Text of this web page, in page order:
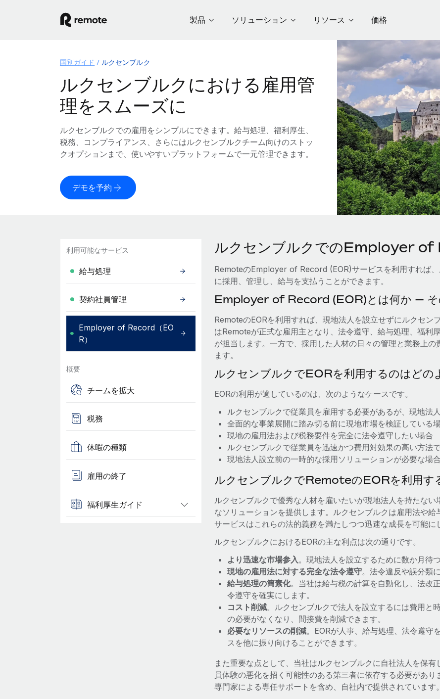
製品 ソリューション リソース 価格
国別ガイド ルクセンブルク
ルクセンブルクにおける雇用管
理をスムーズに
ルクセンブルクでの雇用をシンプルにできます。給与処理、福利厚生、
税務、コンプライアンス、さらにはルクセンブルクチーム向けのストッ
クオプションまで、使いやすいプラットフォームで一元管理できます。
デモを予約
利用可能なサービス
給与処理
契約社員管理
Employer of Record（EO
R）
概要
チームを拡大
税務
休暇の種類
雇用の終了
福利厚生ガイド
ルクセンブルクでのEmployer
RemoteのEmployer of Record (EOR)サービスを利用すれば
に採用、管理し、給与を支払うことができます。
Employer of Record (EOR)とは何か — そ
RemoteのEORを利用すれば、現地法人を設立せずにルクセン
はRemoteが正式な雇用主となり、法令遵守、給与処理、福利
が担当します。一方で、採用した人材の日々の管理と業務上
ます。
ルクセンブルクでEORを利用するのはどの
EORの利用が適しているのは、次のようなケースです。
ルクセンブルクで従業員を雇用する必要があるが、現地法
全面的な事業展開に踏み切る前に現地市場を検証している
現地の雇用法および税務要件を完全に法令遵守したい場合
ルクセンブルクで従業員を迅速かつ費用対効果の高い方法
現地法人設立前の一時的な採用ソリューションが必要な場合
ルクセンブルクでRemoteのEORを利用す
ルクセンブルクで優秀な人材を雇いたいが現地法人を持たな
なソリューションを提供します。ルクセンブルクは雇用法や
サービスはこれらの法的義務を満たしつつ迅速な成長を可能に
ルクセンブルクにおけるEORの主な利点は次の通りです。
より迅速な市場参入。現地法人を設立するために数か月待
現地の雇用法に対する完全な法令遵守。法令違反や誤分類
給与処理の簡素化。当社は給与税の計算を自動化し、法改
令遵守を確実にします。
コスト削減。ルクセンブルクで法人を設立するには費用と
の必要がなくなり、間接費を削減できます。
必要なリソースの削減。EORが人事、給与処理、法令遵守
スを他に振り向けることができます。
また重要な点として、当社はルクセンブルクに自社法人を保
員体験の悪化を招く可能性のある第三者に依存する必要があ
専門家による専任サポートを含め、自社内で提供されています。